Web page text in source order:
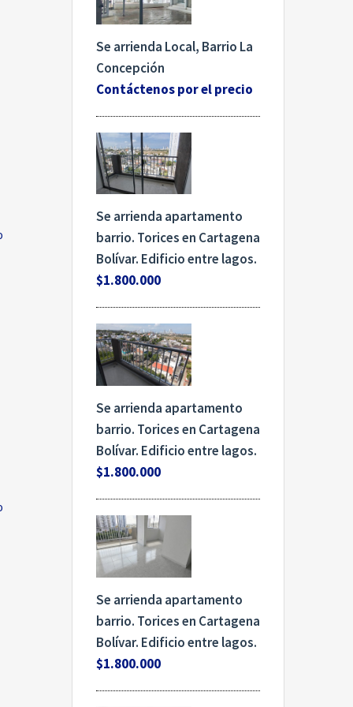
Se arrienda Local, Barrio La
Concepción
Contáctenos por el precio
Se arrienda apartamento
barrio. Torices en Cartagena
Bolívar. Edificio entre lagos.
$1.800.000
Se arrienda apartamento
barrio. Torices en Cartagena
Bolívar. Edificio entre lagos.
$1.800.000
Se arrienda apartamento
barrio. Torices en Cartagena
Bolívar. Edificio entre lagos.
$1.800.000